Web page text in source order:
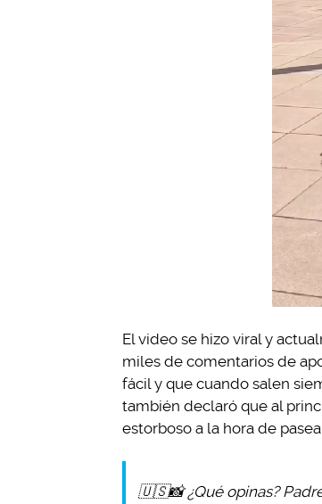
El video se hizo viral y
miles de comentarios de
fácil y que cuando salen
también declaró que al
estorboso a la hora de
🇺🇸📸 ¿Qué opinas?